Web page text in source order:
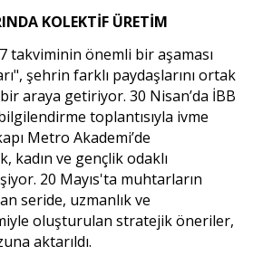
KOLEKTİF ÜRETİM
takviminin önemli bir aşaması
şehrin farklı paydaşlarını ortak
araya getiriyor. 30 Nisan’da İBB
toplantısıyla ivme
Metro Akademi’de
kadın ve gençlik odaklı
20 Mayıs'ta muhtarların
seride, uzmanlık ve
oluşturulan stratejik öneriler,
aktarıldı.